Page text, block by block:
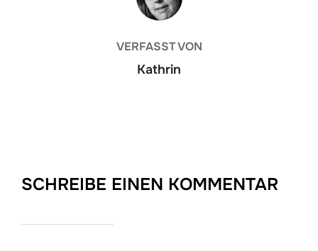
VERFASST VON
Kathrin
SCHREIBE EINEN KOMMENTAR